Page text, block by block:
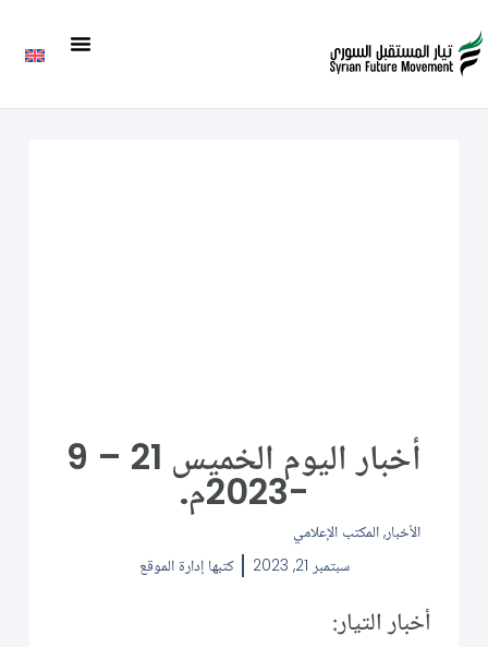
أخبار اليوم الخميس 21 – 9
-2023م.
الأخبار, المكتب الإعلامي
سبتمبر 21, 2023
كتبها إدارة الموقع
أخبار التيار: